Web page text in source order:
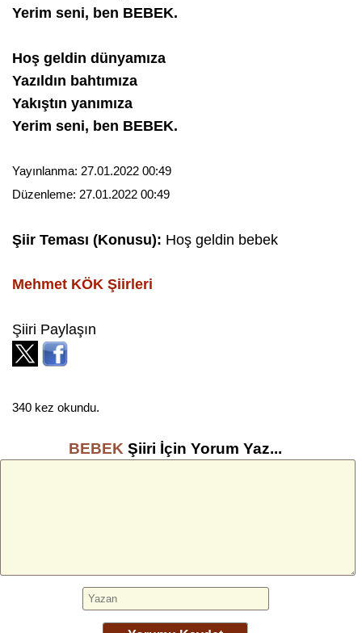
Yerim seni, ben BEBEK.
Hoş geldin dünyamıza
Yazıldın bahtımıza
Yakıştın yanımıza
Yerim seni, ben BEBEK.
Yayınlanma: 27.01.2022 00:49
Düzenleme: 27.01.2022 00:49
Şiir Teması (Konusu): Hoş geldin bebek
Mehmet KÖK Şiirleri
Şiiri Paylaşın
340 kez okundu.
BEBEK Şiiri İçin Yorum Yaz...